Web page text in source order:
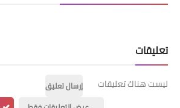
تعليقات
ليست هناك تعليقات
إرسال تعليق